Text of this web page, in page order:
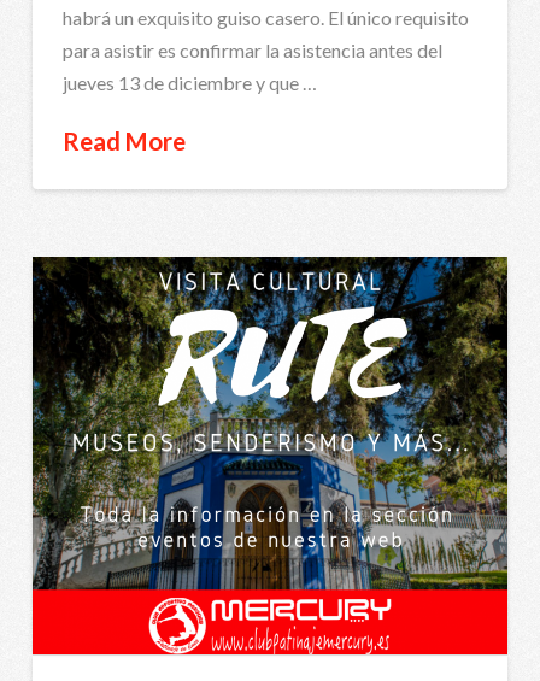
habrá un exquisito guiso casero. El único requisito
para asistir es confirmar la asistencia antes del
jueves 13 de diciembre y que …
Read More